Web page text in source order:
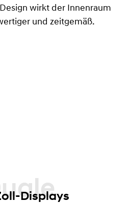
wirkt der Innenraum
und zeitgemäß.
Displays